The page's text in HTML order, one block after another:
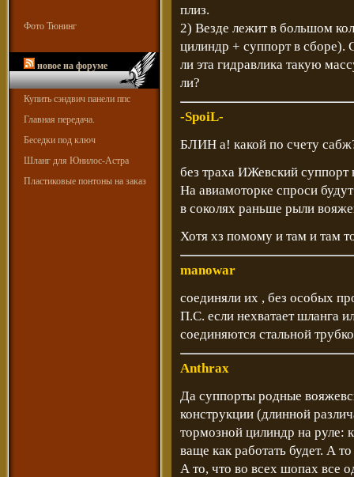
Фото Тюнинг
новое на форуме
Купить сэндвич панели ппс
Главная передача.
Беседки под ключ
Шланг для Юнилос-Астра
Пластиковые понтоны на заказ
плиз.
2) Везде лежит в большом
цилиндр + суппорт в сборе).
ли эта гидравлика такую
ли?
-SpoiL-
БЛИН а! какой по счету
без траха ИЖевский суппорт
На авиамоторке спроси
в соколях раньше рыли
Хотя хз помому и там и там
manowar
соединяли их , без особых
П.С. если нехватает шланга
соединяются стальной
Anthrax
Да суппорты родные
конструкции (длинной
тормозной цилиндр на руле:
ваще как работать будет. А
А то, что во всех шопах все